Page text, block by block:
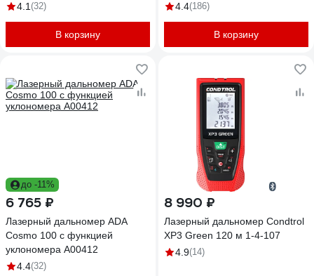
4.1 (32)
В корзину
4.4(186)
В корзину
до -11%
6 765 ₽
Лазерный дальномер ADA
Cosmo 100 с функцией
уклономера А00412
4.4(32)
8 990 ₽
Лазерный дальномер Condtrol
XP3 Green 120 м 1-4-107
4.9(14)